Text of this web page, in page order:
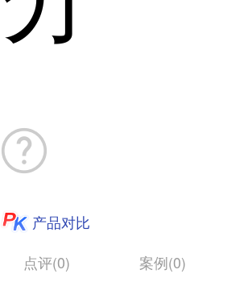
产品对比
点评(0) 案例(0)